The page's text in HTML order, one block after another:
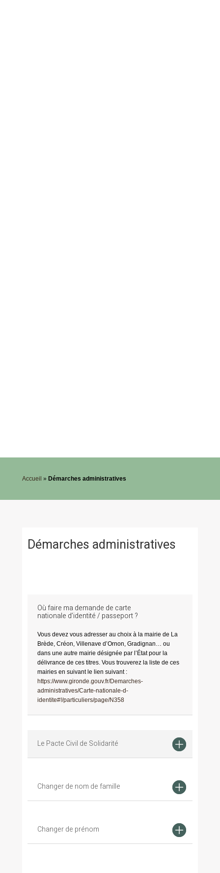
Accueil » Démarches administratives
Démarches administratives
Où faire ma demande de carte
nationale d’identité / passeport ?
Vous devez vous adresser au choix à la mairie de La
Brède, Créon, Villenave d’Ornon, Gradignan… ou
dans une autre mairie désignée par l’État pour la
délivrance de ces titres. Vous trouverez la liste de ces
mairies en suivant le lien suivant :
https://www.gironde.gouv.fr/Demarches-
administratives/Carte-nationale-d-
identite#!/particuliers/page/N358
Le Pacte Civil de Solidarité
Changer de nom de famille
Changer de prénom